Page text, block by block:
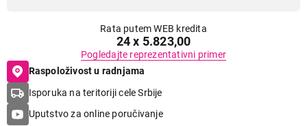
Rata putem WEB kredita
24 x 5.823,00
Pogledajte reprezentativni primer
Raspoloživost u radnjama
Isporuka na teritoriji cele Srbije
Uputstvo za online poručivanje